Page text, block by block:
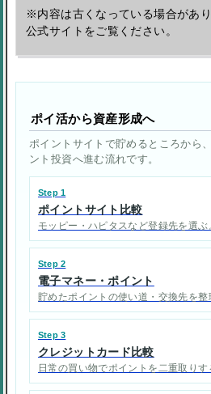
※内容は古くなっている場合があ
公式サイトをご覧ください。
ポイ活から資産形成へ
ポイントサイトで貯めるところから
ント投資へ進む流れです。
Step 1
ポイントサイト比較
モッピー・ハピタスなど登録先を選ぶ
Step 2
電子マネー・ポイント
貯めたポイントの使い道・交換先を整
Step 3
クレジットカード比較
日常の買い物でポイントを二重取りす